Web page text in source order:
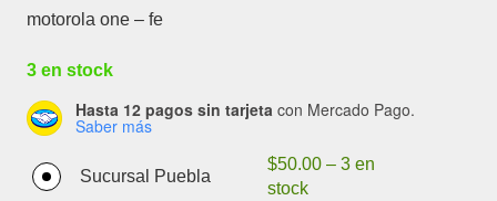
motorola one – fe
3 en stock
Hasta 12 pagos sin tarjeta con Mercado Pago.
Saber más
Sucursal Puebla
$50.00 –3 en
stock